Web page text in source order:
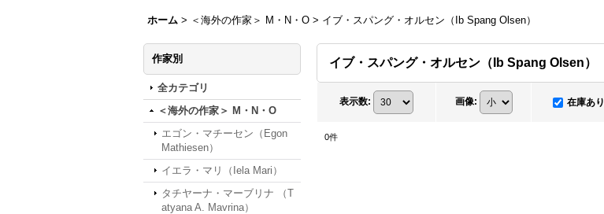
ホーム > ＜海外の作家＞ M・N・O > イブ・スパング・オルセン（Ib Spang Olsen）
作家別
全カテゴリ
＜海外の作家＞ M・N・O
エゴン・マチーセン（Egon
Mathiesen）
イエラ・マリ（Iela Mari）
タチヤーナ・マーブリナ （T
atyana A. Mavrina）
イブ・スパング・オルセン（Ib Spang Olsen）
表示数: 画像: 在庫あり
0件